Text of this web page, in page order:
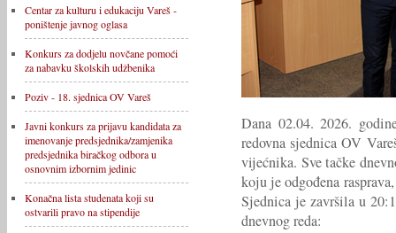
Centar za kulturu i edukaciju Vareš -
poništenje javnog oglasa
Konkurs za dodjelu novčane pomoći
za nabavku školskih udžbenika
Poziv - 18. sjednica OV Vareš
Javni konkurs za prijavu kandidata za
imenovanje predsjednika/zamjenika
predsjednika biračkog odbora u
osnovnim izbornim jedinic
Konačna lista studenata koji su
ostvarili pravo na stipendije
Dana 02.04. 2026.
redovna sjednica OV
vijećnika. Sve tačke
koju je odgođena
Sjednica je završila u
dnevnog reda: